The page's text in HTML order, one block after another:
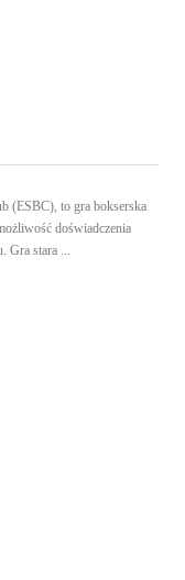
(ESBC), to gra bokserska
doświadczenia
Gra stara ...